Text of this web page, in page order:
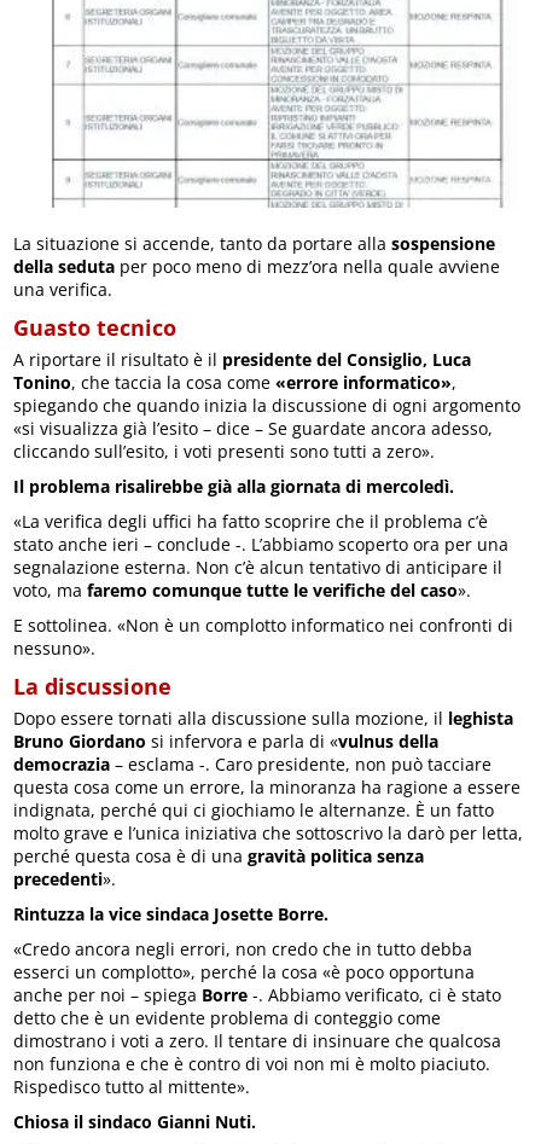
La situazione si accende, tanto da portare allasospensione
della seduta per poco meno di mezz’ora nella quale avviene
una verifica.
Guasto tecnico
A riportare il risultato è il presidente del Consiglio, Luca
Tonino, che taccia la cosa come«errore informatico»,
spiegando che quando inizia la discussione di ogni argomento
«si visualizza già l’esito – dice – Se guardate ancora adesso,
cliccando sull’esito, i voti presenti sono tutti a zero».
Il problema risalirebbe già alla giornata di mercoledì.
«La verifica degli uffici ha fatto scoprire che il problema c’è
stato anche ieri – conclude -. L’abbiamo scoperto ora per una
segnalazione esterna. Non c’è alcun tentativo di anticipare il
voto, mafaremo comunque tutte le verifiche del caso».
E sottolinea. «Non è un complotto informatico nei confronti di
nessuno».
La discussione
Dopo essere tornati alla discussione sulla mozione, il leghista
Bruno Giordano si infervora e parla di «vulnus della
democrazia – esclama -. Caro presidente, non può tacciare
questa cosa come un errore, la minoranza ha ragione a essere
indignata, perché qui ci giochiamo le alternanze. È un fatto
molto grave e l’unica iniziativa che sottoscrivo la darò per letta,
perché questa cosa è di unagravità politica senza
precedenti».
Rintuzza la vice sindaca Josette Borre.
«Credo ancora negli errori, non credo che in tutto debba
esserci un complotto», perché la cosa «è poco opportuna
anche per noi – spiega Borre -. Abbiamo verificato, ci è stato
detto che è un evidente problema di conteggio come
dimostrano i voti a zero. Il tentare di insinuare che qualcosa
non funziona e che è contro di voi non mi è molto piaciuto.
Rispedisco tutto al mittente».
Chiosa il sindaco Gianni Nuti.